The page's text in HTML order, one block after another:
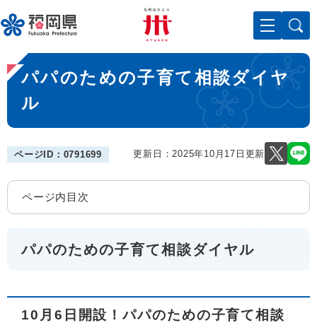
ー
ジ
先
頭
。
メニューを飛ばして本文へ
本
文
パパのための子育て相談ダイヤ
ル
ページID：0791699 更新日：2025年10月17日更新
ページ内目次
パパのための子育て相談ダイヤル
10月6日開設！パパのための子育て相談